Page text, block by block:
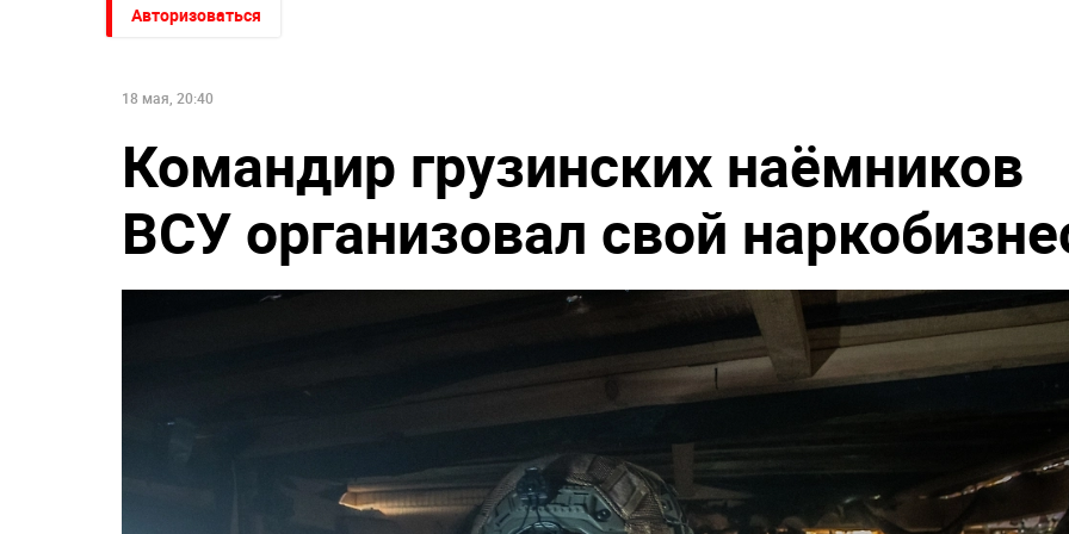
Авторизоваться
18 мая, 20:40
Командир грузинских наёмников
ВСУ организовал свой